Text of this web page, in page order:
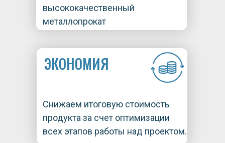
высококачественный
металлопрокат
ЭКОНОМИЯ
Снижаем итоговую стоимость
продукта за счет оптимизации
всех этапов работы над проектом.